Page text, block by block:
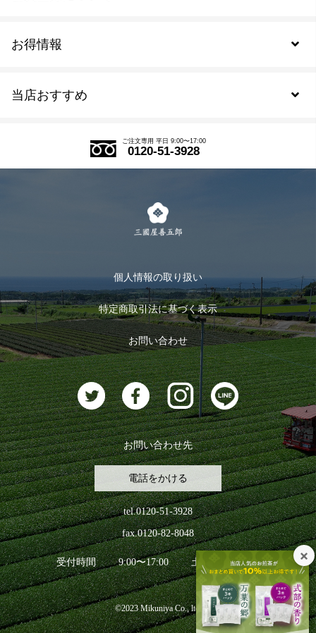
当店おすすめ
式部の香りシリーズ
お茶のギフト
おすすめのお茶
お茶に合うスイーツ
お得情報
会員規約について
ログイン
ログアウト
ご注文専用 平日 9:00〜17:00
0120-51-3928
個人情報の取り扱い
特定商取引法に基づく表示
お問い合わせ
お問い合わせ先
電話をかける
tel.0120-51-3928
fax.0120-82-8048
受付時間 9:00〜17:00 土日祝日を除く
©2023 Mikuniya Co., ltd.